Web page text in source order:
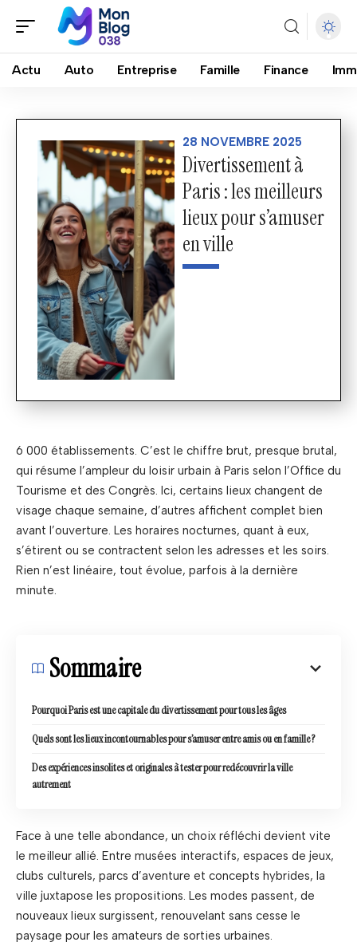
Actu Auto Entreprise Famille Finance
28 NOVEMBRE 2025
Divertissement à
Paris : les meilleurs
lieux pour s’amuser
en ville
6 000 établissements. C’est le chiffre brut, presque brutal,
qui résume l’ampleur du loisir urbain à Paris selon l’Office du
Tourisme et des Congrès. Ici, certains lieux changent de
visage chaque semaine, d’autres affichent complet bien
avant l’ouverture. Les horaires nocturnes, quant à eux,
s’étirent ou se contractent selon les adresses et les soirs.
Rien n’est linéaire, tout évolue, parfois à la dernière
minute.
Sommaire
Pourquoi Paris est une capitale du divertissement pour tous les âges
Quels sont les lieux incontournables pour s’amuser entre amis ou en famille ?
Des expériences insolites et originales à tester pour redécouvrir la ville
autrement
Face à une telle abondance, un choix réfléchi devient vite
le meilleur allié. Entre musées interactifs, espaces de jeux,
clubs culturels, parcs d’aventure et concepts hybrides, la
ville juxtapose les propositions. Les modes passent, de
nouveaux lieux surgissent, renouvelant sans cesse le
paysage pour les amateurs de sorties urbaines.